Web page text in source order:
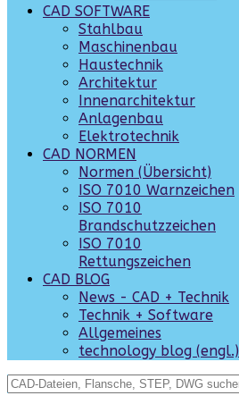
CAD SOFTWARE
Stahlbau
Maschinenbau
Haustechnik
Architektur
Innenarchitektur
Anlagenbau
Elektrotechnik
CAD NORMEN
Normen (Übersicht)
ISO 7010 Warnzeichen
ISO 7010
Brandschutzzeichen
ISO 7010
Rettungszeichen
CAD BLOG
News - CAD + Technik
Technik + Software
Allgemeines
technology blog (engl.)